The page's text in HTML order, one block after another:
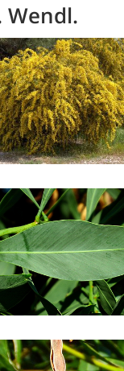
Wendl.